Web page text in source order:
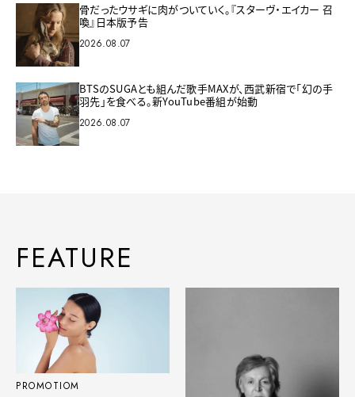
骨だったウサギに肉がついていく。『スターヴ・エイカー 召
喚』日本版予告
2026.08.07
BTSのSUGAとも組んだ歌手MAXが、西武新宿で「幻の手
羽先」を食べる。新YouTube番組が始動
2026.08.07
FEATURE
PROMOTIOM